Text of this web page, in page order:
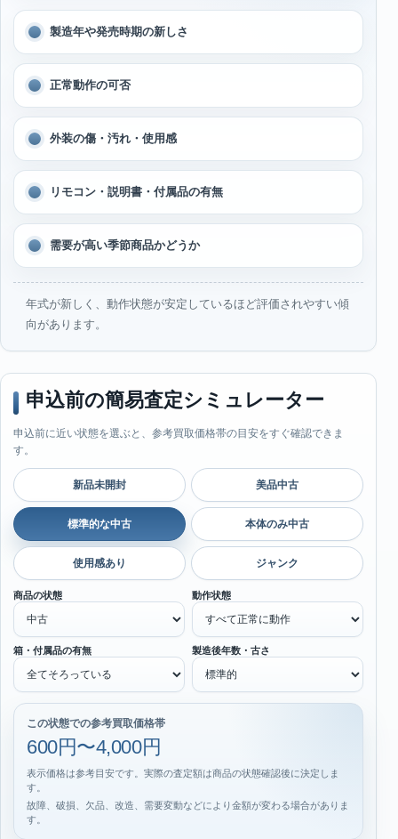
製造年や発売時期の新しさ
正常動作の可否
外装の傷・汚れ・使用感
リモコン・説明書・付属品の有無
需要が高い季節商品かどうか
年式が新しく、動作状態が安定しているほど評価されやすい傾
向があります。
申込前の簡易査定シミュレーター
申込前に近い状態を選ぶと、参考買取価格帯の目安をすぐ確認できま
す。
新品未開封 美品中古
標準的な中古 本体のみ中古
使用感あり ジャンク
商品の状態 動作状態
箱・付属品の有無 製造後年数・古さ
この状態での参考買取価格帯
600円〜4,000円
表示価格は参考目安です。実際の査定額は商品の状態確認後に決定しま
す。
故障、破損、欠品、改造、需要変動などにより金額が変わる場合がありま
す。